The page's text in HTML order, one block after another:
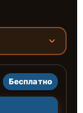
Бесплатно